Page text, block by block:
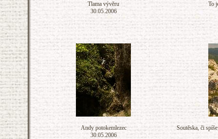
Tlama vývěru
30.05.2006
To
Andy potokemlezec
30.05.2006
Soutěska, či